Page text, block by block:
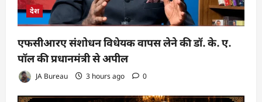
देश
एफसीआरए संशोधन विधेयक वापस लेने की डॉ. के. ए.
पॉल की प्रधानमंत्री से अपील
JA Bureau 3 hours ago 0